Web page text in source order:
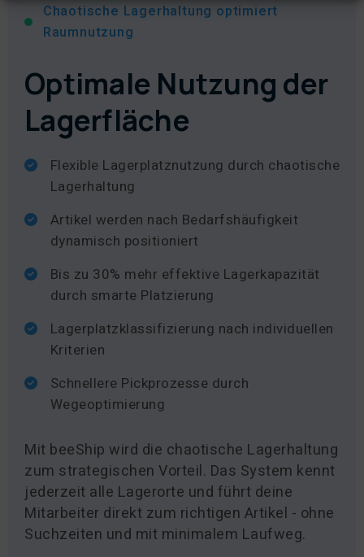
Chaotische Lagerhaltung optimiert
Raumnutzung
Optimale Nutzung der
Lagerfläche
Flexible Lagerplatznutzung durch chaotische
Lagerhaltung
Artikel werden nach Bedarfshäufigkeit
dynamisch positioniert
Bis zu 30% mehr effektive Lagerkapazität
durch smarte Platzierung
Lagerplatzklassifizierung nach individuellen
Kriterien
Schnellere Pickprozesse durch
Wegeoptimierung
Mit beeShip wird die chaotische Lagerhaltung
zum strategischen Vorteil. Das System kennt
jederzeit alle Lagerorte und führt deine
Mitarbeiter direkt zum richtigen Artikel - ohne
Suchzeiten und mit minimalem Laufweg.